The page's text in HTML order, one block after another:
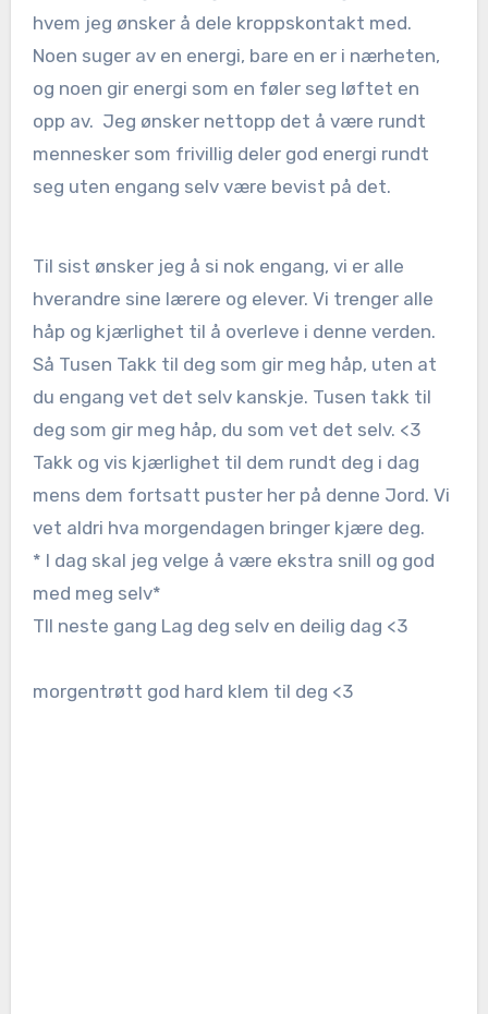
hvem jeg ønsker å dele kroppskontakt med.
Noen suger av en energi, bare en er i nærheten,
og noen gir energi som en føler seg løftet en
opp av. Jeg ønsker nettopp det å være rundt
mennesker som frivillig deler god energi rundt
seg uten engang selv være bevist på det.
Til sist ønsker jeg å si nok engang, vi er alle
hverandre sine lærere og elever. Vi trenger alle
håp og kjærlighet til å overleve i denne verden.
Så Tusen Takk til deg som gir meg håp, uten at
du engang vet det selv kanskje. Tusen takk til
deg som gir meg håp, du som vet det selv. <3
Takk og vis kjærlighet til dem rundt deg i dag
mens dem fortsatt puster her på denne Jord. Vi
vet aldri hva morgendagen bringer kjære deg.
* I dag skal jeg velge å være ekstra snill og god
med meg selv*
TIl neste gang Lag deg selv en deilig dag <3
morgentrøtt god hard klem til deg <3